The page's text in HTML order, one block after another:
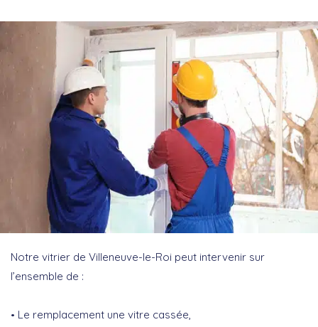
Notre vitrier de Villeneuve-le-Roi peut intervenir sur
l’ensemble de :
Le remplacement une vitre cassée,